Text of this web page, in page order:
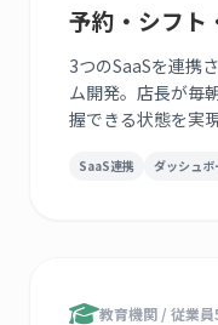
予約・シフト
3つのSaaSを連携
ム開発。店長が毎
握できる状態を実現
SaaS連携 ダッシュボ
教育機関 / 従業員